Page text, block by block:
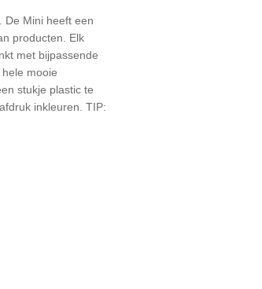
De Mini heeft een
producten. Elk
met bijpassende
mooie
stukje plastic te
inkleuren. TIP: